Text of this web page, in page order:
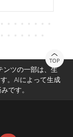
TOP
ンツの一部は、生
。AIによって生成
です。